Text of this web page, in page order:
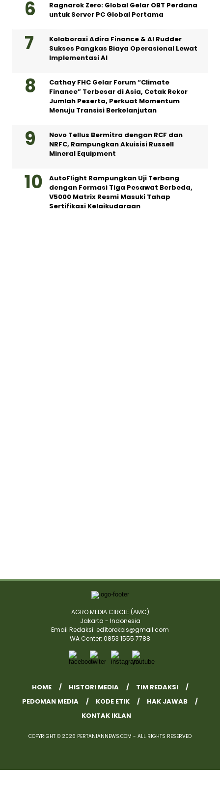
Ragnarok Zero: Global Gelar OBT Perdana
untuk Server PC Global Pertama
Kolaborasi Adira Finance & AI Rudder
Sukses Pangkas Biaya Operasional Lewat
Implementasi AI
Cathay FHC Gelar Forum “Climate
Finance” Terbesar di Asia, Cetak Rekor
Jumlah Peserta, Perkuat Momentum
Menuju Transisi Berkelanjutan
Novo Tellus Bermitra dengan RCF dan
NRFC, Rampungkan Akuisisi Russell
Mineral Equipment
AutoFlight Rampungkan Uji Terbang
dengan Formasi Tiga Pesawat Berbeda,
V5000 Matrix Resmi Masuki Tahap
Sertifikasi Kelaikudaraan
AGRO MEDIA CIRCLE (AMC)
Jakarta - Indonesia
Email Redaksi: edìtorekbis@gmail.com
WA Center: 0853 1555 7788
HOME HISTORI MEDIA
TIM REDAKSI
PEDOMAN MEDIA
KODE ETIK
HAK JAWAB
KONTAK IKLAN
COPYRIGHT © 2026 PERTANIANNEWS.COM - ALL RIGHTS RESERVED